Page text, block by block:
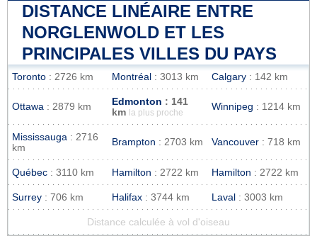
DISTANCE LINÉAIRE ENTRE
NORGLENWOLD ET LES
PRINCIPALES VILLES DU PAYS
Toronto : 2726 km Montréal : 3013 km Calgary : 142 km
Ottawa : 2879 km Edmonton : 141
km
la plus proche
Winnipeg : 1214 km
Mississauga : 2716
km
Brampton : 2703 km Vancouver : 718 km
Québec : 3110 km Hamilton : 2722 km Hamilton : 2722 km
Surrey : 706 km Halifax : 3744 km Laval : 3003 km
Distance calculée à vol d'oiseau